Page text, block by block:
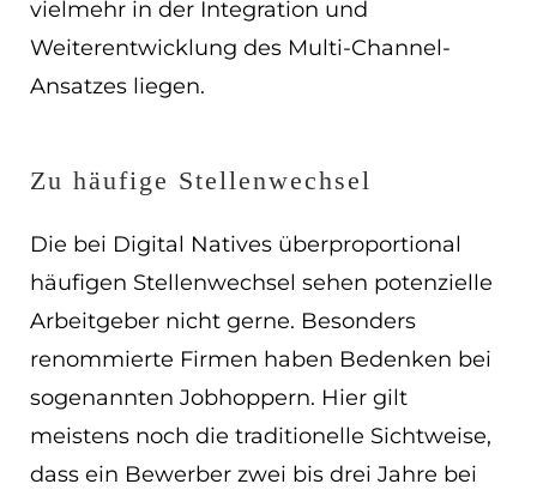
vielmehr in der Integration und
Weiterentwicklung des Multi-Channel-
Ansatzes liegen.
Zu häufige Stellenwechsel
Die bei Digital Natives überproportional
häufigen Stellenwechsel sehen potenzielle
Arbeitgeber nicht gerne. Besonders
renommierte Firmen haben Bedenken bei
sogenannten Jobhoppern. Hier gilt
meistens noch die traditionelle Sichtweise,
dass ein Bewerber zwei bis drei Jahre bei